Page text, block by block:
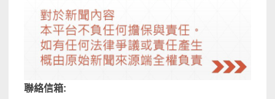
聯絡信箱: